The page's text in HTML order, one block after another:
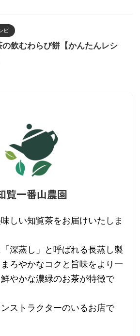
ピ
の飲むわらび餅【かんたんレシ
覧一番山農園
しい知覧茶をお届けいたしま
深蒸し」と呼ばれる長蒸し製
ろやかなコクと旨味をより一
やかな濃緑のお茶が特徴で
ストラクターのいるお店で